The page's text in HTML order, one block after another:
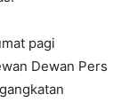
pagi
Dewan Pers